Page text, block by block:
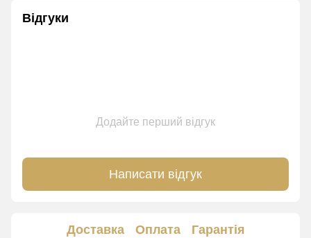
Відгуки
Додайте перший відгук
Написати відгук
Доставка Оплата Гарантія